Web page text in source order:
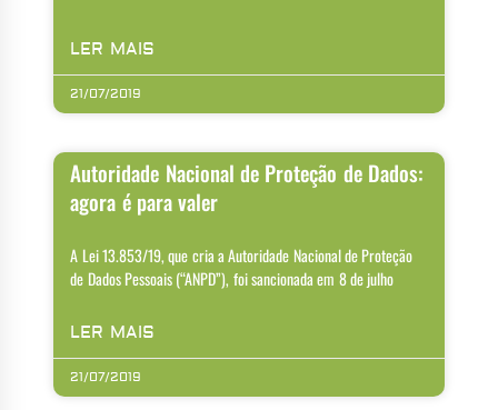
LER MAIS
21/07/2019
Autoridade Nacional de Proteção de Dados:
agora é para valer
A Lei 13.853/19, que cria a Autoridade Nacional de Proteção
de Dados Pessoais (“ANPD”), foi sancionada em 8 de julho
LER MAIS
21/07/2019